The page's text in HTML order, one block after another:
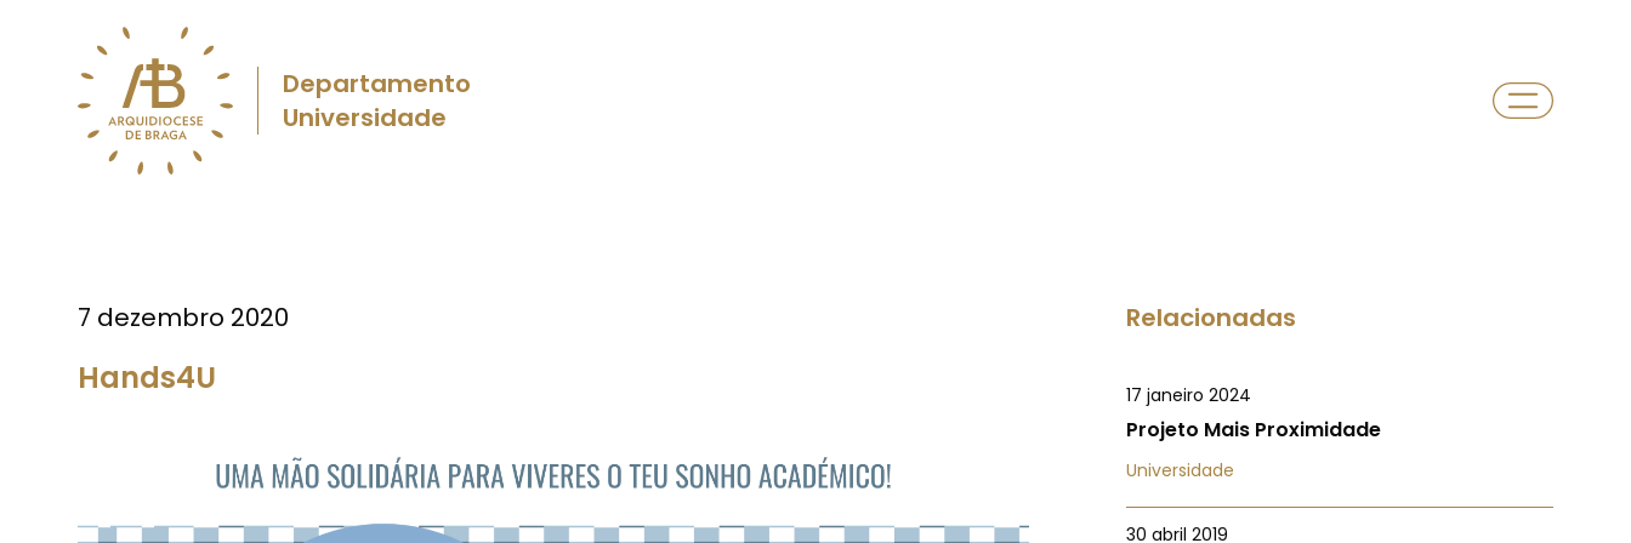
Departamento
Universidade
7 dezembro 2020
Hands4U
Relacionadas
17 janeiro 2024
Projeto Mais Proximidade
Universidade
30 abril 2019